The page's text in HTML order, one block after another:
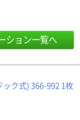
ション一覧へ
ク式) 366-992 1枚